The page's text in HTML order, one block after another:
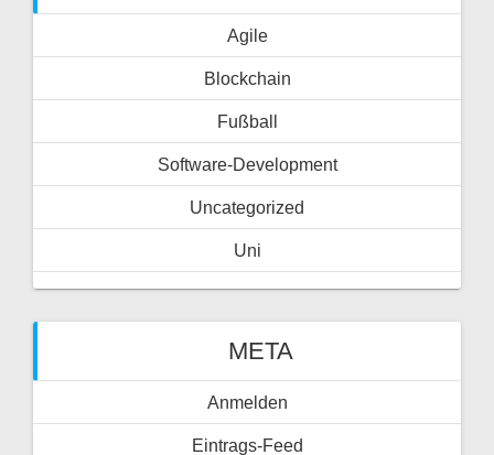
Agile
Blockchain
Fußball
Software-Development
Uncategorized
Uni
META
Anmelden
Eintrags-Feed